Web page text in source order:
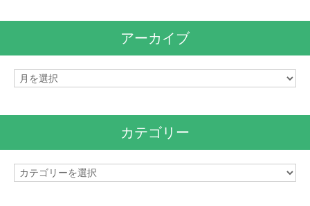
アーカイブ
ア
カテゴリー
カ